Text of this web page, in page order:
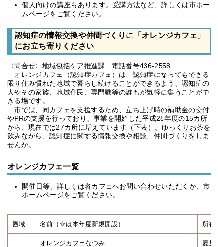
個人向けの講座もあります。受講方法など、詳しくは市ホー
ムページをご覧ください。
認知症の情報交換や仲間づくりに「オレンジカフェ」
にお立ち寄りください
〈問合せ〉地域包括ケア推進課 電話番号436-2558
オレンジカフェ（認知症カフェ）は、認知症になってもできる
限り住み慣れた地域で暮らし続けることができるよう、認知症の
人やその家族、地域住民、専門職等の誰もが気軽に集うことがで
きる場です。
市では、同カフェを支援するため、立ち上げ時の補助金の交付
やPRの支援を行っており、事業を開始した平成28年度の15カ所
から、現在では27カ所に増えています（下表）。ゆっくりお茶を
飲みながら、認知症に関する情報交換や相談、仲間づくりをしま
せんか。
オレンジカフェ一覧
開催日等、詳しくは各カフェへお問い合わせいただくか、市
ホームページをご覧ください。
圏域 名前（☆は本年度新規開設） 所在
オレンジカフェなつみ 夏見